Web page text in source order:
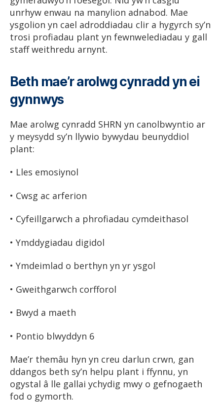
unrhyw enwau na manylion adnabod. Mae
ysgolion yn cael adroddiadau clir a hygyrch sy’n
trosi profiadau plant yn fewnwelediadau y gall
staff weithredu arnynt.
Beth mae’r arolwg cynradd yn ei
gynnwys
Mae arolwg cynradd SHRN yn canolbwyntio ar
y meysydd sy’n llywio bywydau beunyddiol
plant:
• Lles emosiynol
• Cwsg ac arferion
• Cyfeillgarwch a phrofiadau cymdeithasol
• Ymddygiadau digidol
• Ymdeimlad o berthyn yn yr ysgol
• Gweithgarwch corfforol
• Bwyd a maeth
• Pontio blwyddyn 6
Mae’r themâu hyn yn creu darlun crwn, gan
ddangos beth sy’n helpu plant i ffynnu, yn
ogystal â lle gallai ychydig mwy o gefnogaeth
fod o gymorth.